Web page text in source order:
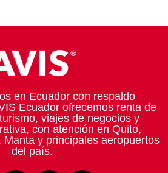
en Ecuador con respaldo
Ecuador ofrecemos renta de
viajes de negocios y
con atención en Quito,
Manta y principales aeropuertos
del país.